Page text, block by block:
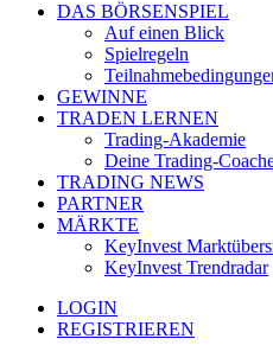
DAS BÖRSENSPIEL
Auf einen Blick
Spielregeln
GEWINNE
TRADEN LERNEN
Trading-Akademie
Deine Trading-
TRADING NEWS
PARTNER
MÄRKTE
KeyInvest
KeyInvest Trendradar
LOGIN
REGISTRIEREN